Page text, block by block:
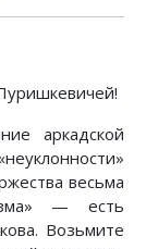
аркадской
весьма
— есть
Возьмите